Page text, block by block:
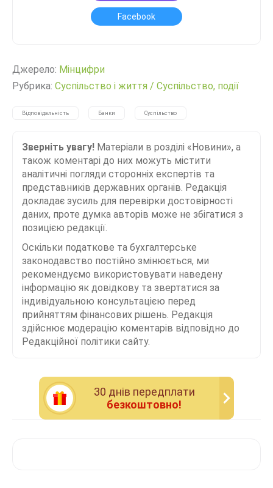
Facebook
Джерело: Мінцифри
Рубрика: Суспільство і життя / Суспільство, події
Відповідальність Банки Суспільство
Зверніть увагу! Матеріали в розділі «Новини», а
також коментарі до них можуть містити
аналітичні погляди сторонніх експертів та
представників державних органів. Редакція
докладає зусиль для перевірки достовірності
даних, проте думка авторів може не збігатися з
позицією редакції.
Оскільки податкове та бухгалтерське
законодавство постійно змінюється, ми
рекомендуємо використовувати наведену
інформацію як довідкову та звертатися за
індивідуальною консультацією перед
прийняттям фінансових рішень. Редакція
здійснює модерацію коментарів відповідно до
Редакційної політики сайту.
30 днiв передплати
безкоштовно!